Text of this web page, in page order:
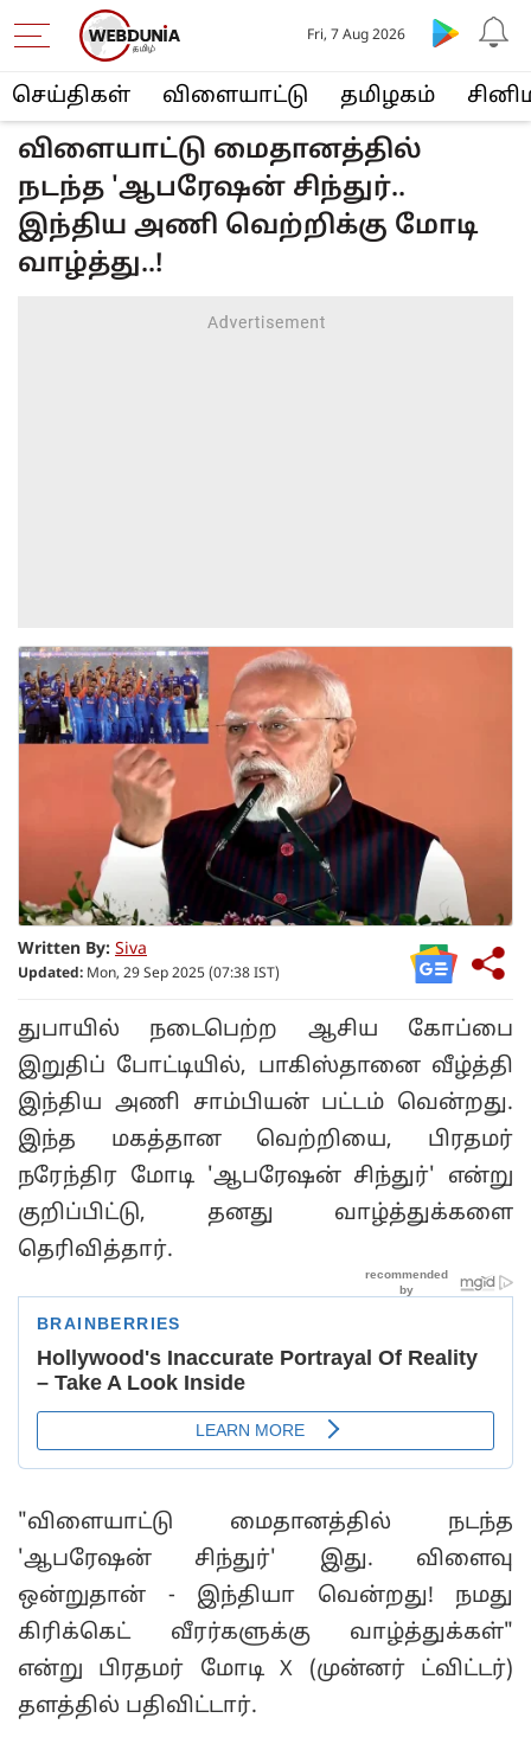
செய்திகள் விளையா‌ட்டு த‌மிழக‌ம்
Fri, 7 Aug 2026
விளையாட்டு மைதானத்தில்
நடந்த 'ஆபரேஷன் சிந்துர்..
இந்திய அணி வெற்றிக்கு மோடி
வாழ்த்து..!
Written By: Siva
Updated: Mon, 29 Sep 2025 (07:38 IST)
துபாயில் நடைபெற்ற ஆசிய கோப்பை
இறுதிப் போட்டியில், பாகிஸ்தானை வீழ்த்தி
இந்திய அணி சாம்பியன் பட்டம் வென்றது.
இந்த மகத்தான வெற்றியை, பிரதமர்
நரேந்திர மோடி 'ஆபரேஷன் சிந்துர்' என்று
குறிப்பிட்டு, தனது வாழ்த்துக்களை
தெரிவித்தார்.
"விளையாட்டு மைதானத்தில் நடந்த
'ஆபரேஷன் சிந்துர்' இது. விளைவு
ஒன்றுதான் - இந்தியா வென்றது! நமது
கிரிக்கெட் வீரர்களுக்கு வாழ்த்துக்கள்"
என்று பிரதமர் மோடி X (முன்னர் ட்விட்டர்)
தளத்தில் பதிவிட்டார்.